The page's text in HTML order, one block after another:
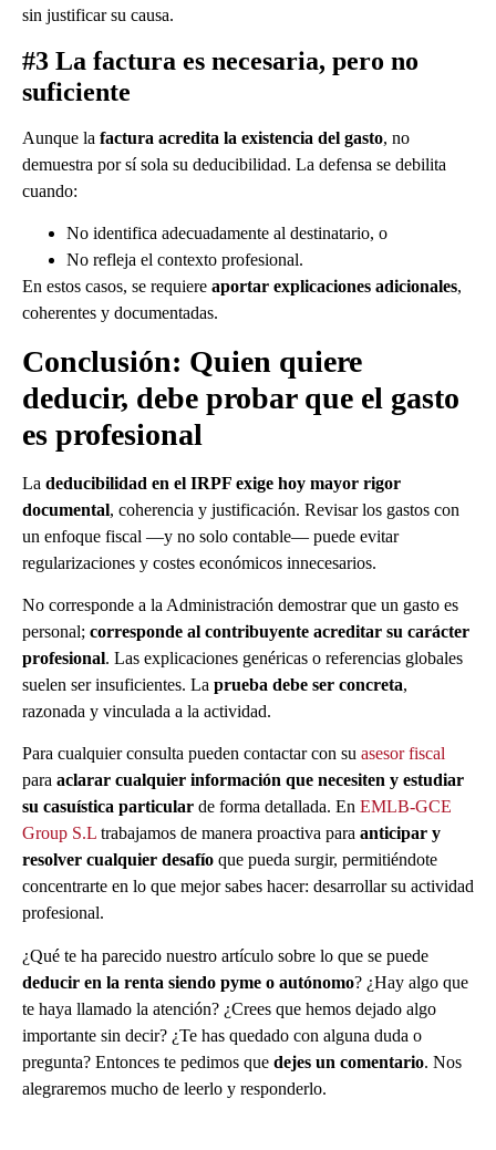
sin justificar su causa.
#3 La factura es necesaria, pero no
suficiente
Aunque la factura acredita la existencia del gasto, no
demuestra por sí sola su deducibilidad. La defensa se debilita
cuando:
No identifica adecuadamente al destinatario, o
No refleja el contexto profesional.
En estos casos, se requiere aportar explicaciones adicionales,
coherentes y documentadas.
Conclusión: Quien quiere
deducir, debe probar que el gasto
es profesional
La deducibilidad en el IRPF exige hoy mayor rigor
documental, coherencia y justificación. Revisar los gastos con
un enfoque fiscal —y no solo contable— puede evitar
regularizaciones y costes económicos innecesarios.
No corresponde a la Administración demostrar que un gasto es
personal; corresponde al contribuyente acreditar su carácter
profesional. Las explicaciones genéricas o referencias globales
suelen ser insuficientes. La prueba debe ser concreta,
razonada y vinculada a la actividad.
Para cualquier consulta pueden contactar con su asesor fiscal
para aclarar cualquier información que necesiten y estudiar
su casuística particular de forma detallada. En EMLB-GCE
Group S.L trabajamos de manera proactiva para anticipar y
resolver cualquier desafío que pueda surgir, permitiéndote
concentrarte en lo que mejor sabes hacer: desarrollar su actividad
profesional.
¿Qué te ha parecido nuestro artículo sobre lo que se puede
deducir en la renta siendo pyme o autónomo? ¿Hay algo que
te haya llamado la atención? ¿Crees que hemos dejado algo
importante sin decir? ¿Te has quedado con alguna duda o
pregunta? Entonces te pedimos que dejes un comentario. Nos
alegraremos mucho de leerlo y responderlo.